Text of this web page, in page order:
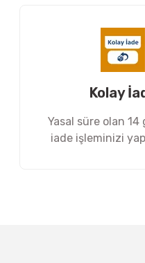
Ürün fiyatı diğer
Kolay
Yasal süre olan
iade işleminizi